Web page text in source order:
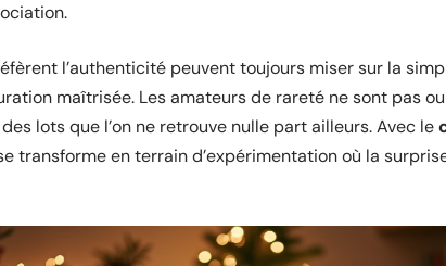
l’authenticité peuvent toujours miser sur la
maîtrisée. Les amateurs de rareté ne sont pas
lots que l’on ne retrouve nulle part ailleurs. Avec le
transforme en terrain d’expérimentation où la